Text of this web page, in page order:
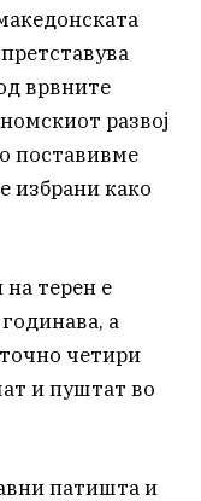
врвните
развој
поставивме
избрани како
терен е
а
четири
и пуштат во
патишта и